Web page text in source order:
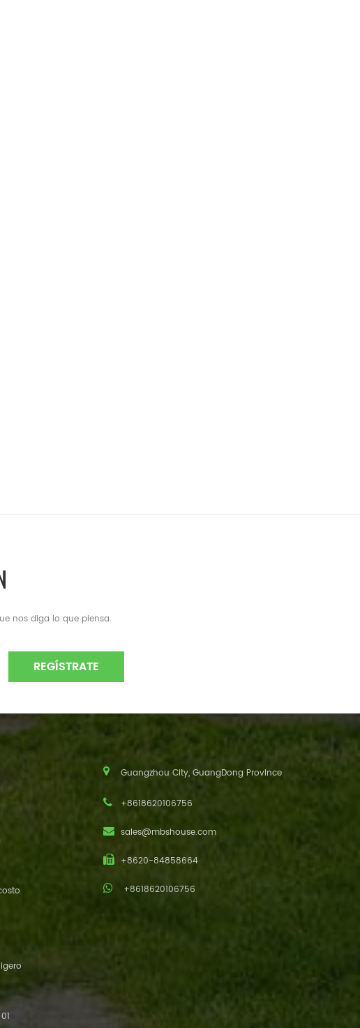
nos diga lo que piensa.
Guangzhou City, GuangDong Province
+8618620106756
sales@mbshouse.com
+8620-84858664
+8618620106756